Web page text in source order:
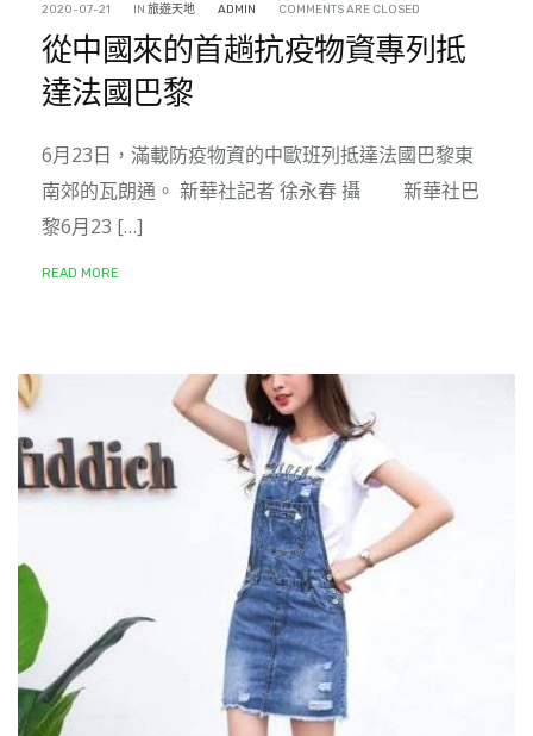
2020-07-21 IN 旅遊天地 ADMIN COMMENTS ARE CLOSED
從中國來的首趟抗疫物資專列抵
達法國巴黎
6月23日，滿載防疫物資的中歐班列抵達法國巴黎東
南郊的瓦朗通。 新華社記者 徐永春 攝 新華社巴
黎6月23 […]
READ MORE